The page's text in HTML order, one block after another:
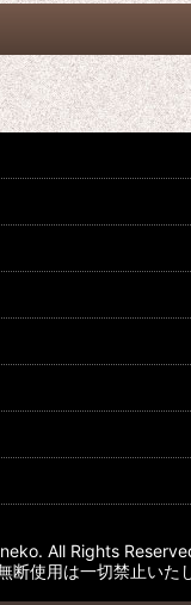
All Rights
断使用は一切禁止いた